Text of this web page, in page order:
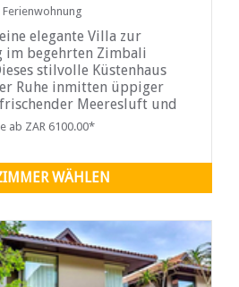
Ferienwohnung
elegante Villa zur
im begehrten Zimbali
stilvolle Küstenhaus
Ruhe inmitten üppiger
Meeresluft und
Wahl für Familien oder
ab ZAR 6100.00*
WÄHLEN